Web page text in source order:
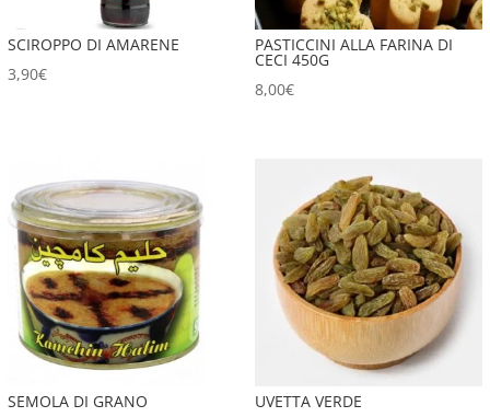
SCIROPPO DI AMARENE
3,90€
PASTICCINI ALLA FARINA DI
CECI 450G
8,00€
SEMOLA DI GRANO
UVETTA VERDE